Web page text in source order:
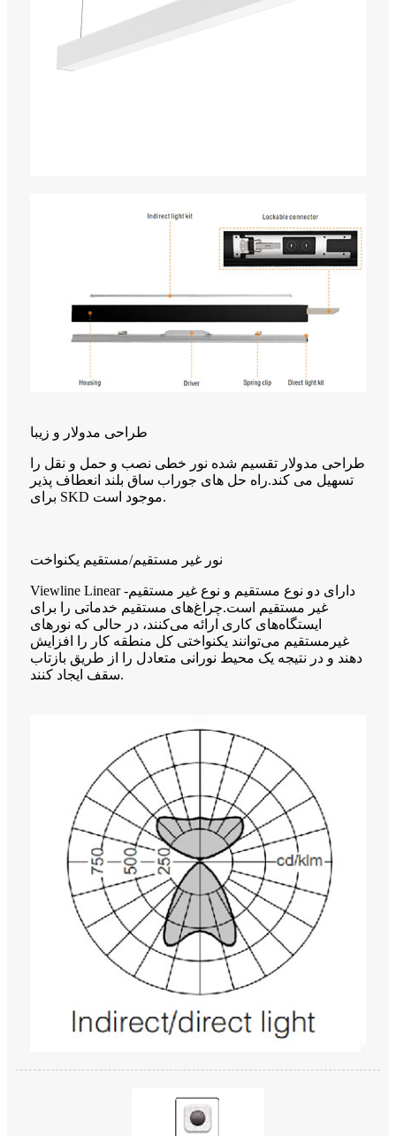
طراحی مدولار و زیبا
طراحی مدولار تقسیم شده نور خطی نصب و حمل و نقل را
تسهیل می کند.راه حل های جوراب ساق بلند انعطاف پذیر
برای SKD موجود است.
نور غیر مستقیم/مستقیم یکنواخت
Viewline Linear دارای دو نوع مستقیم و نوع غیر مستقیم-
غیر مستقیم است.چراغ‌های مستقیم خدماتی را برای
ایستگاه‌های کاری ارائه می‌کنند، در حالی که نورهای
غیرمستقیم می‌توانند یکنواختی کل منطقه کار را افزایش
دهند و در نتیجه یک محیط نورانی متعادل را از طریق بازتاب
سقف ایجاد کنند.